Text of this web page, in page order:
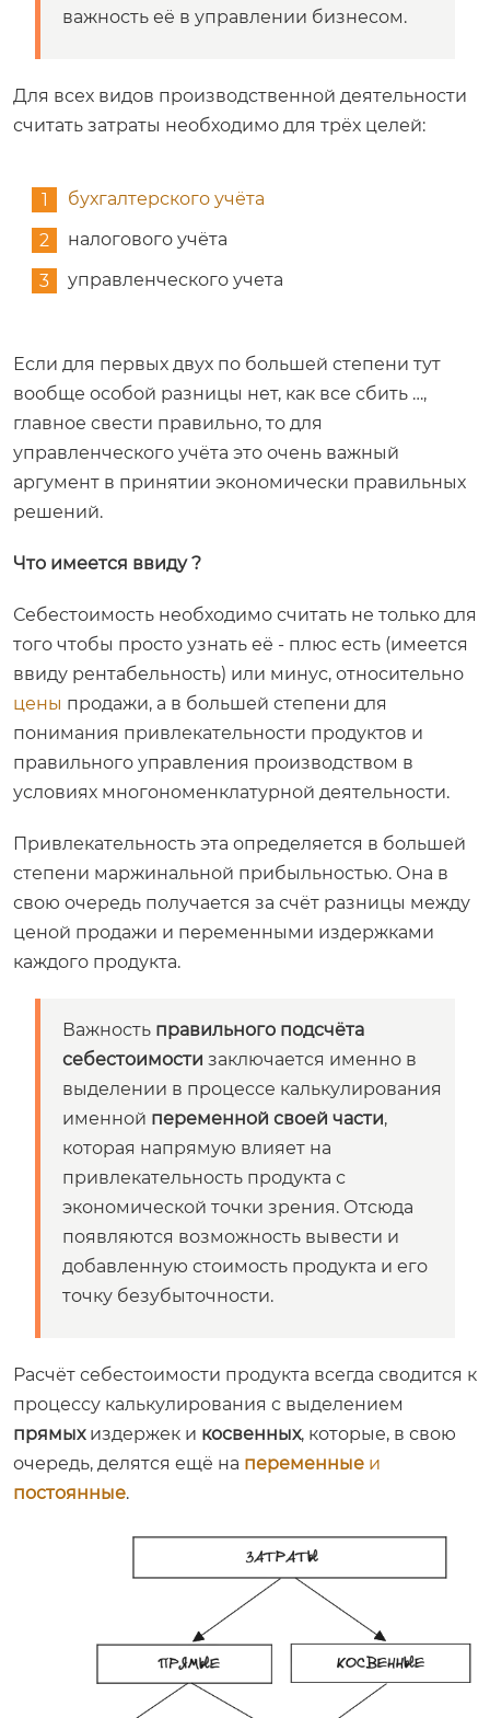
важность её в управлении бизнесом.
Для всех видов производственной деятельности
считать затраты необходимо для трёх целей:
бухгалтерского учёта
налогового учёта
управленческого учета
Если для первых двух по большей степени тут
вообще особой разницы нет, как все сбить …,
главное свести правильно, то для
управленческого учёта это очень важный
аргумент в принятии экономически правильных
решений.
Что имеется ввиду ?
Себестоимость необходимо считать не только для
того чтобы просто узнать её - плюс есть (имеется
ввиду рентабельность) или минус, относительно
цены продажи, а в большей степени для
понимания привлекательности продуктов и
правильного управления производством в
условиях многономенклатурной деятельности.
Привлекательность эта определяется в большей
степени маржинальной прибыльностью. Она в
свою очередь получается за счёт разницы между
ценой продажи и переменными издержками
каждого продукта.
Важность правильного подсчёта
себестоимости заключается именно в
выделении в процессе калькулирования
именной переменной своей части,
которая напрямую влияет на
привлекательность продукта с
экономической точки зрения. Отсюда
появляются возможность вывести и
добавленную стоимость продукта и его
точку безубыточности.
Расчёт себестоимости продукта всегда сводится к
процессу калькулирования с выделением
прямыхиздержек и косвенных, которые, в свою
очередь, делятся ещё на переменные и
постоянные.